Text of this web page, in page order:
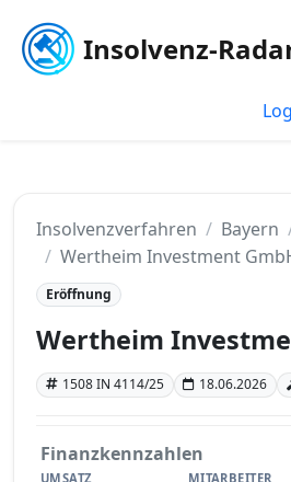
Insolvenz-
Insolvenzverfahren Bayern
Wertheim Investment
Eröffnung
Wertheim
1508 IN 4114/25 18.06.2026
Finanzkennzahlen
UMSATZ MITARBEITER